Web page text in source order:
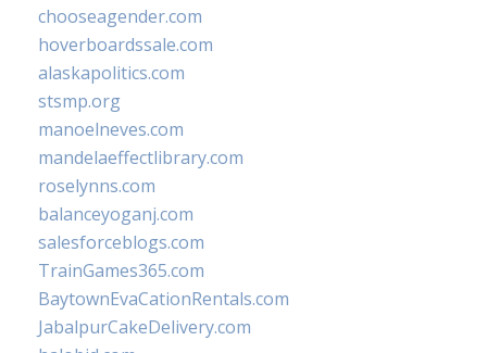
chooseagender.com
hoverboardssale.com
alaskapolitics.com
stsmp.org
manoelneves.com
mandelaeffectlibrary.com
roselynns.com
balanceyoganj.com
salesforceblogs.com
TrainGames365.com
BaytownEvaCationRentals.com
JabalpurCakeDelivery.com